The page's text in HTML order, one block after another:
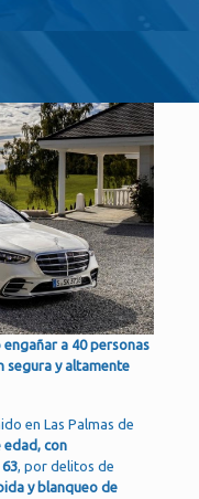
a 40 personas
segura y altamente
en Las Palmas de
edad, con
, por delitos de
y blanqueo de